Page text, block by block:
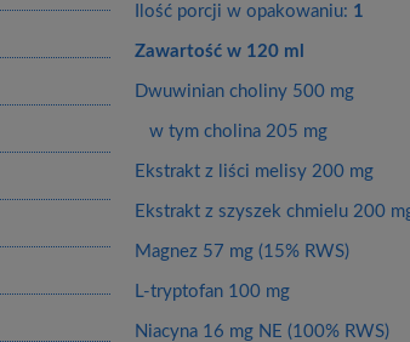
Ilość porcji w opakowaniu: 1
Zawartość w 120 ml
Dwuwinian choliny 500 mg
w tym cholina 205 mg
Ekstrakt z liści melisy 200 mg
Ekstrakt z szyszek chmielu 200
Magnez 57 mg (15% RWS)
L-tryptofan 100 mg
Niacyna 16 mg NE (100% RWS)